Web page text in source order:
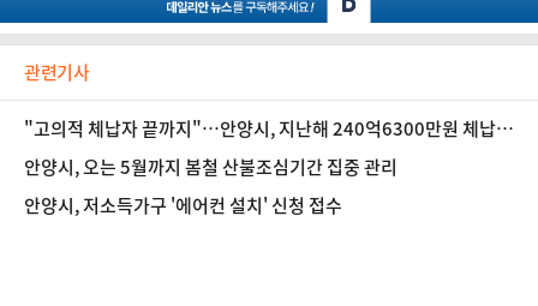
관련기사
"고의적 체납자 끝까지"…안양시, 지난해 240억6300만원 체납
정리
안양시, 오는 5월까지 봄철 산불조심기간 집중 관리
안양시, 저소득가구 '에어컨 설치' 신청 접수